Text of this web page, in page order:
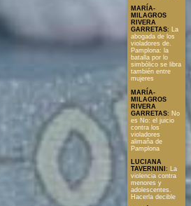
MARÍA-
MILAGROS
RIVERA
GARRETAS: La
abogada de los
violadores de.
Pamplona: la
batalla por lo
simbólico se libra
también entre
mujeres
MARÍA-
MILAGROS
RIVERA
GARRETAS: No
es No: el juicio
contra los
violadores
alimaña de
Pamplona
LUCIANA
TAVERNINI :
La
violencia contra
menores y
adolescentes.
Hacerla decible